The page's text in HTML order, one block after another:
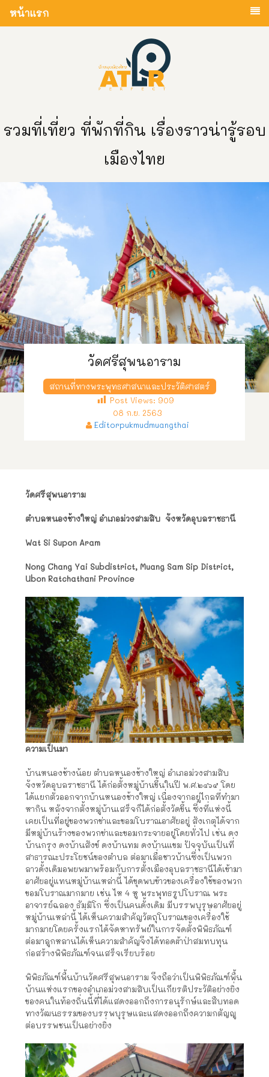
หน้าแรก
รวมที่เที่ยว ที่พักที่กิน เรื่องราวน่ารู้รอบ
เมืองไทย
วัดศรีสุพนอาราม
สถานที่ทางพระพุทธศาสนาและประวัติศาสตร์
Post Views: 909
08 ก.ย. 2563
Editorpukmudmuangthai
วัดศรีสุพนอาราม
ตำบลหนองช้างใหญ่ อำเภอม่วงสามสิบ จังหวัดอุบลราชธานี
Wat Si Supon Aram
Nong Chang Yai Subdistrict, Muang Sam Sip District,
Ubon Ratchathani Province
ความเป็นมา
บ้านหนองช้างน้อย ตำบลหนองช้างใหญ่ อำเภอม่วงสามสิบ
จังหวัดอุบลราชธานี ได้ก่อตั้งหมู่บ้านขึ้นในปี พ.ศ.๒๔๖๕ โดย
ได้แยกตัวออกจากบ้านหนองช้างใหญ่ เนื่องจากอยู่ไกลที่ทำมา
หากิน หลังจากตั้งหมู่บ้านเสร็จก็ได้ก่อตั้งวัดขึ้น ซึ่งที่แห่งนี้
เคยเป็นที่อยู่ของพวกข่าและขอมโบราณอาศัยอยู่ สังเกตุได้จาก
มีหมู่บ้านร้างของพวกข่าและขอมกระจายอยู่โดยทั่วไป เช่น ดง
บ้านกรุง ดงบ้านสังข์ ดงบ้านทม ดงบ้านแขม ปัจจุบันเป็นที่
สาธารณะประโยชน์ของตำบล ต่อมาเมื่อชาวบ้านซึ่งเป็นพวก
ลาวดั้งเดิมอพยพมาพร้อมกับการตั้งเมืองอุบลราชธานีได้เข้ามา
อาศัยอยู่แทนหมู่บ้านเหล่านี้ ได้ขุดพบข้าวของเครื่องใช้ของพวก
ขอมโบราณมากมาย เช่น ไห 4 หู พระพุทธรูปโบราณ พระ
อาจารย์ฉลอง ธัมฺมิโก ซึ่งเป็นคนดั้งเดิม มีบรรพบุรุษอาศัยอยู่
หมู่บ้านเหล่านี้ ได้เห็นความสำคัญวัตถุโบราณของเครื่องใช้
มากมายโดยครั้งแรกได้จัดหาทรัพย์ในการจัดตั้งพิพิธภัณฑ์
ต่อมาลูกหลานได้เห็นความสำคัญจึงได้ทอดผ้าป่าสมทบทุน
ก่อสร้างพิพิธภัณฑ์จนเสร็จเรียบร้อย
พิพิธภัณฑ์พื้นบ้านวัดศรีสุพนอาราม จึงถือว่าเป็นพิพิธภัณฑ์พื้น
บ้านแห่งแรกของอำเภอม่วงสามสิบเป็นเกียรติประวัติอย่างยิ่ง
ของคนในท้องถิ่นนี้ที่ได้แสดงออกถึงการอนุรักษ์และสืบทอด
ทางวัฒนธรรมของบรรพบุรุษและแสดงออกถึงความกตัญญู
ต่อบรรพชนเป็นอย่างยิ่ง